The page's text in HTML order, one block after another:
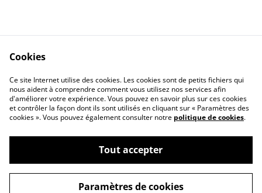
Contact Us
Legal Terms
Privacy Policy
Cookie Policy
©2026aucoeurdesbebes
Cookies
Ce site Internet utilise des cookies. Les cookies sont de petits fichiers qui
nous aident à comprendre comment vous utilisez nos services afin
d'améliorer votre expérience. Vous pouvez en savoir plus sur ces cookies
et contrôler la façon dont ils sont utilisés en cliquant sur « Paramètres des
cookies ». Vous pouvez également consulter notre politique de cookies.
Tout accepter
Paramètres de cookies